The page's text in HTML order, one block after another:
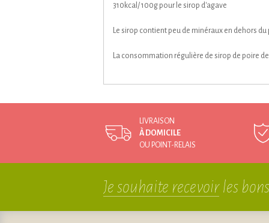
310kcal/ 100g pour le sirop d'agave
Le sirop contient peu de minéraux en dehors
La consommation régulière de sirop de poire
LIVRAISON
À DOMICILE
OU POINT-RELAIS
Je souhaite recevoirles